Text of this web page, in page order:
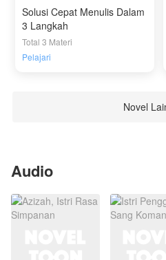
Solusi Cepat Menulis Dalam
3 Langkah
Total 3 Materi
Pelajari
Novel
Audio